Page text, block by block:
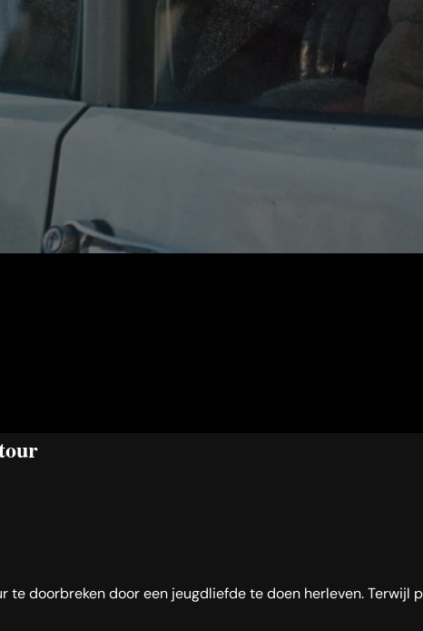
te doorbreken door een jeugdliefde te doen herleven. Terwijl